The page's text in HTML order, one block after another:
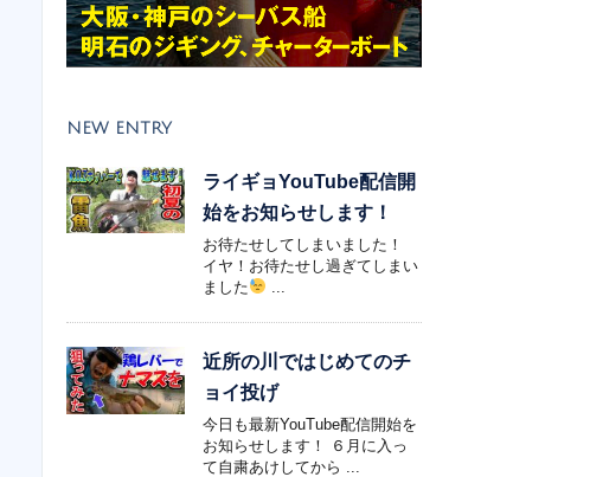
NEW ENTRY
ライギョYouTube配信開
始をお知らせします！
お待たせしてしまいました！
イヤ！お待たせし過ぎてしまい
ました
...
近所の川ではじめてのチ
ョイ投げ
今日も最新YouTube配信開始を
お知らせします！ ６月に入っ
て自粛あけしてから ...